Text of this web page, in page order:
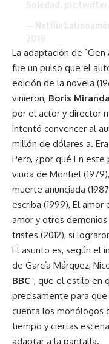
La adaptación de
fue un pulso que el
edición de la novela
vinieron, Boris
por el actor y director
intentó convencer al
millón de dólares a.
Pero, ¿por qué En este
viuda de Montiel
muerte anunciada
escriba (1999), El
amor y otros
tristes (2012), si
El asunto es, según el
de García Márquez,
BBC-, que el estilo en
precisamente para
cuenta los monólogos
tiempo y ciertas
adaptar a la pantalla.